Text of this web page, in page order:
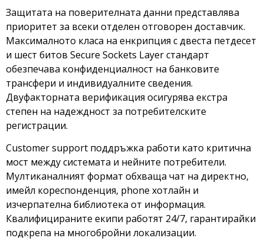
Защитата на поверителната данни представлява
приоритет за всеки отделен отговорен доставчик.
Максималното класа на енкрипция с двеста петдесет
и шест битов Secure Sockets Layer стандарт
обезпечава конфиденциалност на банковите
трансфери и индивидуалните сведения.
Двуфакторната верификация осигурява екстра
степен на надеждност за потребителските
регистрации.
Customer support поддръжка работи като критична
мост между системата и нейните потребители.
Мултиканалният формат обхваща чат на директно,
имейл кореспонденция, phone хотлайн и
изчерпателна библиотека от информация.
Квалифицираните екипи работят 24/7, гарантирайки
подкрепа на многобройни локализации.